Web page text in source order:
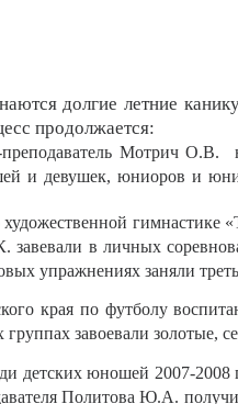
долгие летние
продолжается:
Мотрич О.В.
и девушек, юниоров и
художественной гимнастике
завевали в личных
упражнениях заняли
края по футболу
завоевали золотые,
детских юношей 2007-
Политова Ю.А.